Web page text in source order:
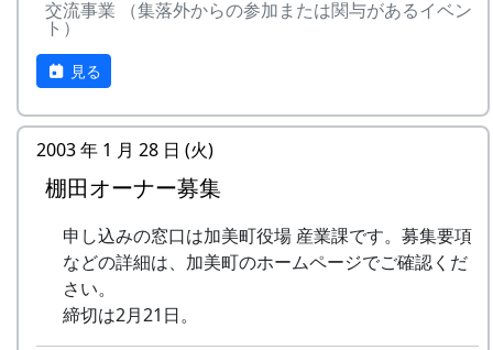
交流事業 （集落外からの参加または関与があるイベン
ト）
見る
2003 年 1 月 28 日 (火)
棚田オーナー募集
申し込みの窓口は加美町役場 産業課です。募集要項
などの詳細は、加美町のホームページでご確認くだ
さい。
締切は2月21日。